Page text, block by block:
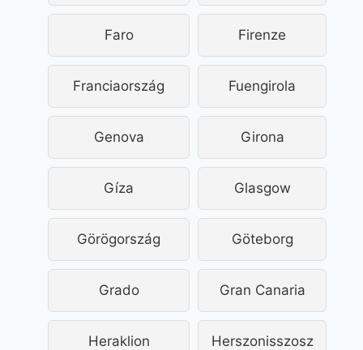
Faro Firenze
Franciaország Fuengirola
Genova Girona
Gíza Glasgow
Görögország Göteborg
Grado Gran Canaria
Heraklion Herszonisszosz